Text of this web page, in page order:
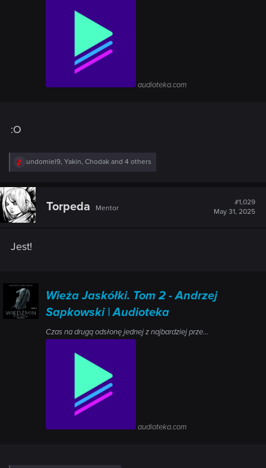
audioteka.com
:O
R
e
c
t
i
o
:
undomiel9, Yakin, Chodak and 4 others
Torpeda Mentor
#1,029
May 31, 2025
Jest!
Wieża Jaskółki. Tom 2 - Andrzej
Sapkowski | Audioteka
Czas na drugą odsłonę jednej z najbardziej prze...
audioteka.com